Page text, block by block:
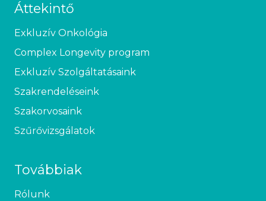
Áttekintő
Exkluzív Onkológia
Complex Longevity program
Exkluzív Szolgáltatásaink
Szakrendeléseink
Szakorvosaink
Szűrővizsgálatok
Továbbiak
Rólunk